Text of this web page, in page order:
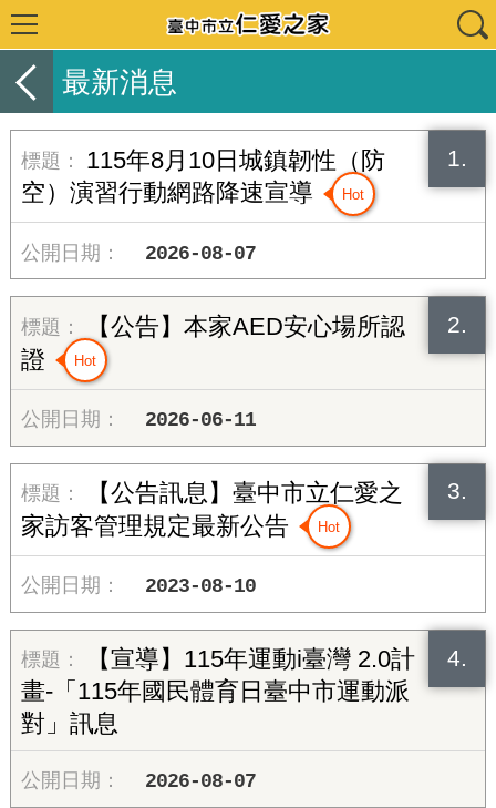
最新消息
1.
115年8月10日城鎮韌性（防
空）演習行動網路降速宣導
2026-08-07
2.
【公告】本家AED安心場所認
證
2026-06-11
3.
【公告訊息】臺中市立仁愛之
家訪客管理規定最新公告
2023-08-10
4.
【宣導】115年運動i臺灣 2.0計
畫-「115年國民體育日臺中市運動派
對」訊息
2026-08-07